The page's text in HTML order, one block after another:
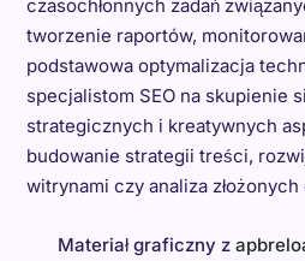
czasochłonnych zadań
tworzenie raportów,
podstawowa optymalizacja
specjalistom SEO na skupienie
strategicznych i kreatywnych
budowanie strategii treści,
witrynami czy analiza złożonych
Materiał graficzny z